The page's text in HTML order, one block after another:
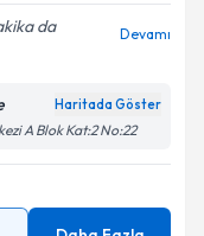
da
Devamı
Haritada Göster
A Blok Kat:2 No:22